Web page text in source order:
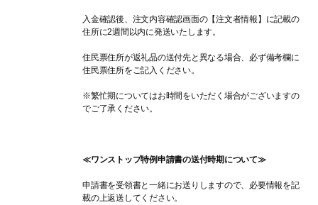
入金確認後、注文内容確認画面の【注文者情報】に記載の
住所に2週間以内に発送いたします。
住民票住所が返礼品の送付先と異なる場合、必ず備考欄に
住民票住所をご記入ください。
※繁忙期についてはお時間をいただく場合がございますの
でご了承ください。
≪ワンストップ特例申請書の送付時期について≫
申請書を受領書と一緒にお送りしますので、必要情報を記
載の上返送してください。